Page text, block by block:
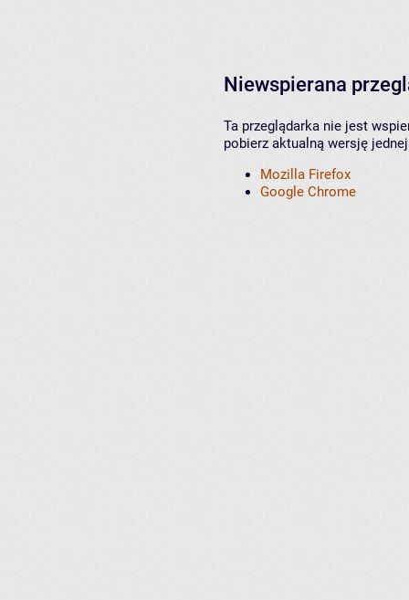
Niewspierana
Ta przeglądarka nie jest
pobierz aktualną wersję
Mozilla Firefox
Google Chrome